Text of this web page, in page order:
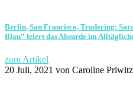
Berlin, San Francisco, Trudering:
Blau” feiert das Absurde im
zum Artikel
20 Juli, 2021 von Caroline